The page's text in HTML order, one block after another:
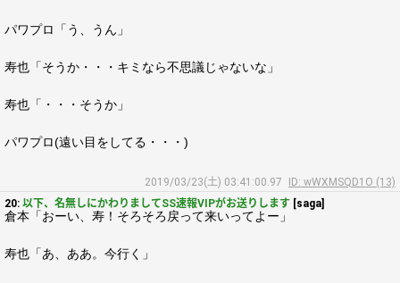
パワプロ「う、うん」
寿也「そうか・・・キミなら不思議じゃないな」
寿也「・・・そうか」
パワプロ(遠い目をしてる・・・)
2019/03/23(土) 03:41:00.97
ID: wWXMSQD1O (13)
20: 以下、名無しにかわりましてSS速報VIPがお送りします [saga]
倉本「おーい、寿！そろそろ戻って来いってよー」
寿也「あ、ああ。今行く」